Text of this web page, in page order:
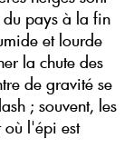
du pays à la fin
et lourde
la chute des
de gravité se
; souvent, les
où l'épi est